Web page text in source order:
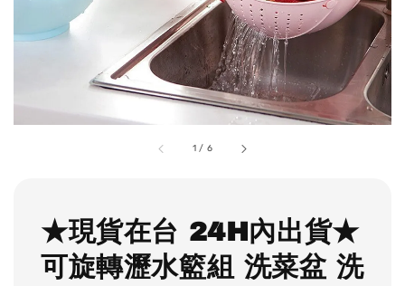
1 / 6
★現貨在台 24H內出貨★
可旋轉瀝水籃組 洗菜盆 洗